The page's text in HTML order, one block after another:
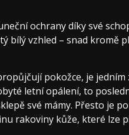
ochrany díky své
vzhled – snad kromě
pokožce, je jedním
letní opálení, to
své mámy. Přesto je
rakoviny kůže, které lze